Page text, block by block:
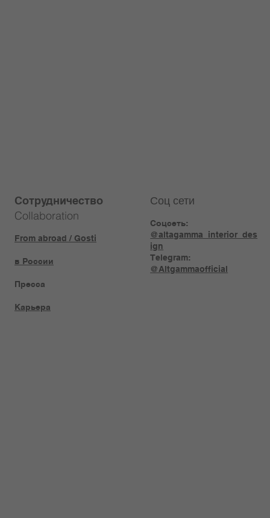
Сотрудничество
Collaboration
From abroad / Gosti
в России
Пресса
Карьера
Соц сети
Соцсеть:
@altagamma_interior_des
ign
Telegram:
@Altgammaofficial